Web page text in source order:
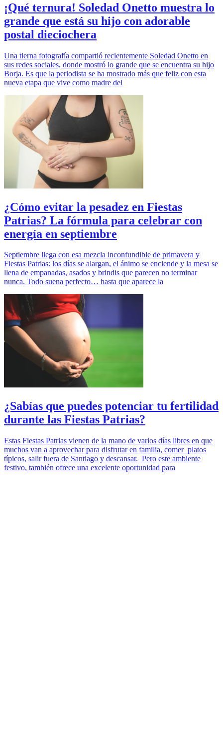
¡Qué ternura! Soledad Onetto muestra lo
grande que está su hijo con adorable
postal dieciochera
Una tierna fotografía compartió recientemente Soledad Onetto en
sus redes sociales, donde mostró lo grande que se encuentra su hijo
Borja. Es que la periodista se ha mostrado más que feliz con esta
nueva etapa que vive como madre del
¿Cómo evitar la pesadez en Fiestas
Patrias? La fórmula para celebrar con
energía en septiembre
Septiembre llega con esa mezcla inconfundible de primavera y
Fiestas Patrias: los días se alargan, el ánimo se enciende y la mesa se
llena de empanadas, asados y brindis que parecen no terminar
nunca. Todo suena perfecto… hasta que aparece la
¿Sabías que puedes potenciar tu fertilidad
durante las Fiestas Patrias?
Estas Fiestas Patrias vienen de la mano de varios días libres en que
muchos van a aprovechar para disfrutar en familia, comer platos
típicos, salir fuera de Santiago y descansar. Pero este ambiente
festivo, también ofrece una excelente oportunidad para